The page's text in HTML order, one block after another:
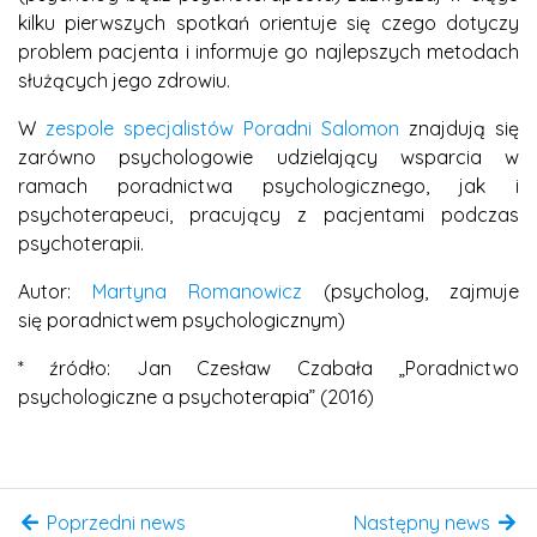
kilku pierwszych spotkań orientuje się czego dotyczy
problem pacjenta i informuje go najlepszych metodach
służących jego zdrowiu.
W zespole specjalistów Poradni Salomon znajdują się
zarówno psychologowie udzielający wsparcia w
ramach poradnictwa psychologicznego, jak i
psychoterapeuci, pracujący z pacjentami podczas
psychoterapii.
Autor: Martyna Romanowicz (psycholog, zajmuje
się poradnictwem psychologicznym)
* źródło: Jan Czesław Czabała „Poradnictwo
psychologiczne a psychoterapia” (2016)
Poprzedni news Następny news